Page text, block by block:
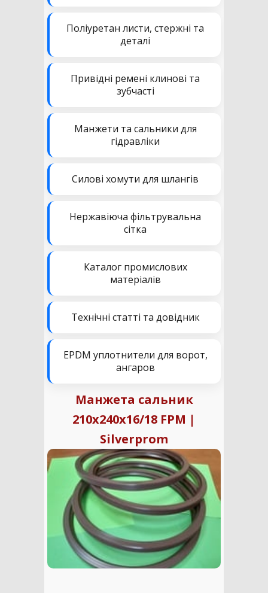
Поліуретан листи, стержні та
деталі
Привідні ремені клинові та
зубчасті
Манжети та сальники для
гідравліки
Силові хомути для шлангів
Нержавіюча фільтрувальна
сітка
Каталог промислових
матеріалів
Технічні статті та довідник
EPDM уплотнители для ворот,
ангаров
Манжета сальник
210х240х16/18 FPM |
Silverprom